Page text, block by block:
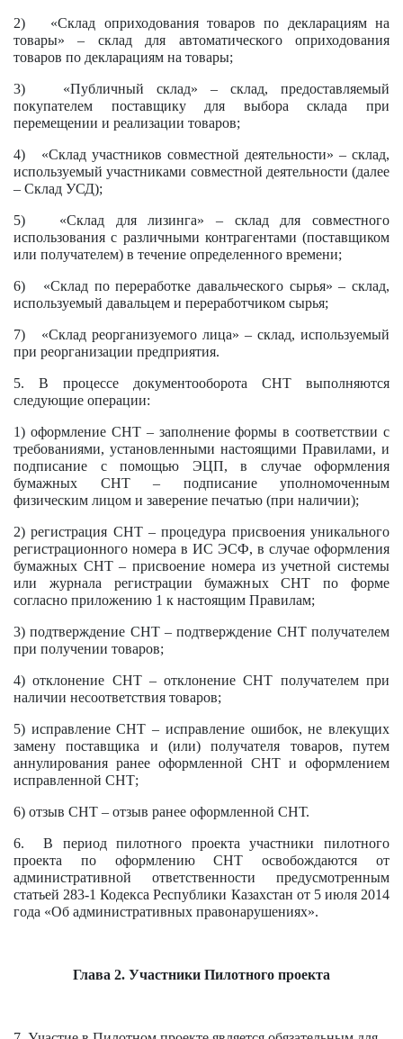
2) «Склад оприходования товаров по декларациям на
товары» – склад для автоматического оприходования
товаров по декларациям на товары;
3) «Публичный склад» – склад, предоставляемый
покупателем поставщику для выбора склада при
перемещении и реализации товаров;
4) «Склад участников совместной деятельности» – склад,
используемый участниками совместной деятельности (далее
– Склад УСД);
5) «Склад для лизинга» – склад для совместного
использования с различными контрагентами (поставщиком
или получателем) в течение определенного времени;
6) «Склад по переработке давальческого сырья» – склад,
используемый давальцем и переработчиком сырья;
7) «Склад реорганизуемого лица» – склад, используемый
при реорганизации предприятия.
5. В процессе документооборота СНТ выполняются
следующие операции:
1) оформление СНТ – заполнение формы в соответствии с
требованиями, установленными настоящими Правилами, и
подписание с помощью ЭЦП, в случае оформления
бумажных СНТ – подписание уполномоченным
физическим лицом и заверение печатью (при наличии);
2) регистрация СНТ – процедура присвоения уникального
регистрационного номера в ИС ЭСФ, в случае оформления
бумажных СНТ – присвоение номера из учетной системы
или журнала регистрации бумажных СНТ по форме
согласно приложению 1 к настоящим Правилам;
3) подтверждение СНТ – подтверждение СНТ получателем
при получении товаров;
4) отклонение СНТ – отклонение СНТ получателем при
наличии несоответствия товаров;
5) исправление СНТ – исправление ошибок, не влекущих
замену поставщика и (или) получателя товаров, путем
аннулирования ранее оформленной СНТ и оформлением
исправленной СНТ;
6) отзыв СНТ – отзыв ранее оформленной СНТ.
6. В период пилотного проекта участники пилотного
проекта по оформлению СНТ освобождаются от
административной ответственности предусмотренным
статьей 283-1 Кодекса Республики Казахстан от 5 июля 2014
года «Об административных правонарушениях».
Глава 2. Участники Пилотного проекта